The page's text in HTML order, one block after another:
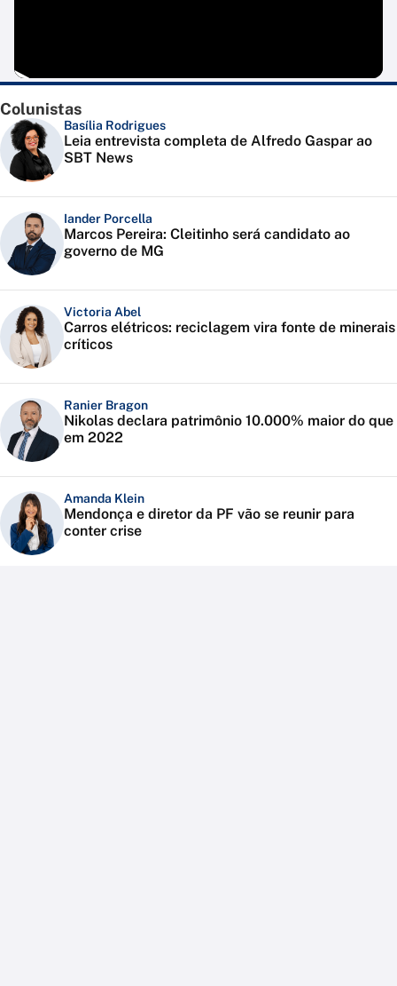
Colunistas
Basília Rodrigues
Leia entrevista completa de Alfredo Gaspar ao
SBT News
Iander Porcella
Marcos Pereira: Cleitinho será candidato ao
governo de MG
Victoria Abel
Carros elétricos: reciclagem vira fonte de minerais
críticos
Ranier Bragon
Nikolas declara patrimônio 10.000% maior do que
em 2022
Amanda Klein
Mendonça e diretor da PF vão se reunir para
conter crise